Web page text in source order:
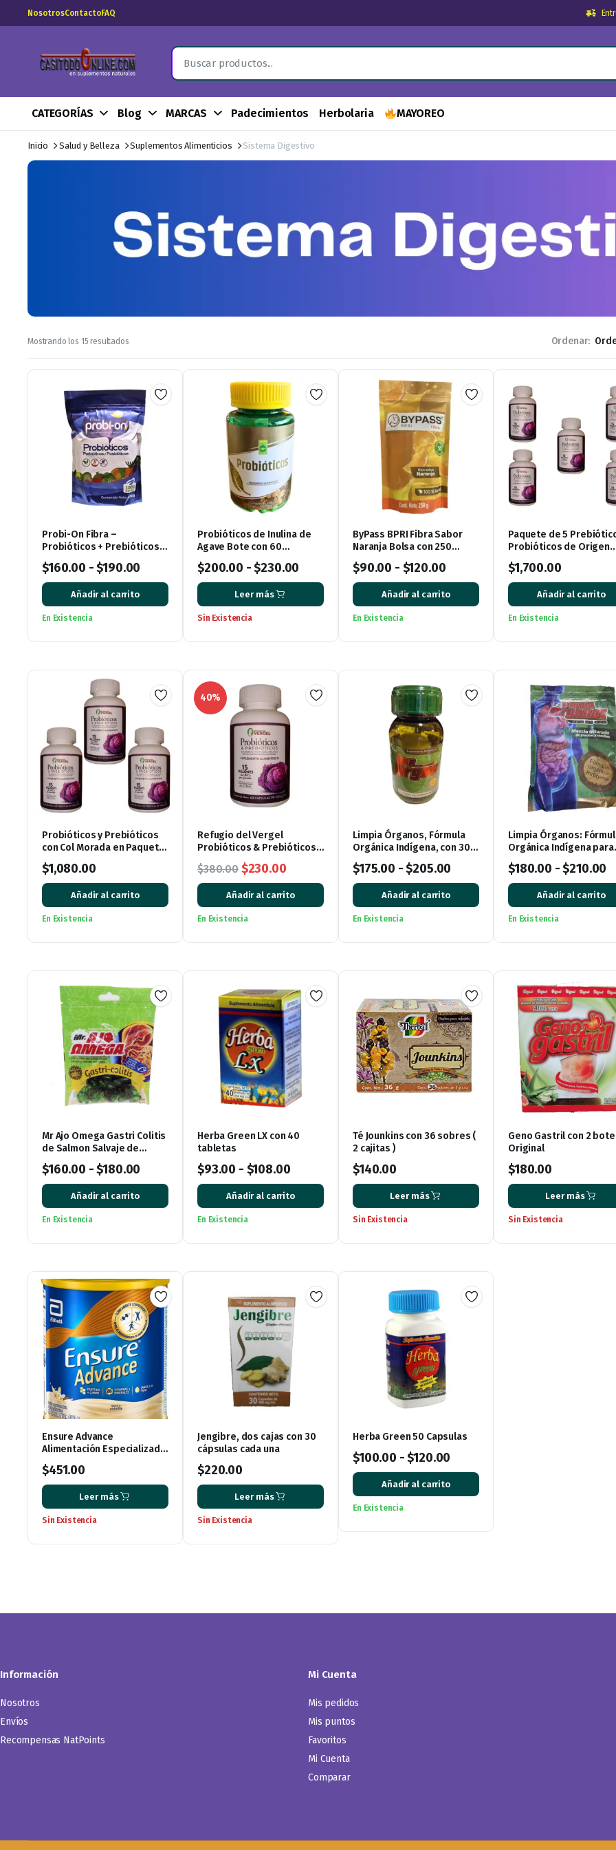
NosotrosContactoFAQ
CATEGORÍAS Blog MARCAS Padecimientos Herbolaria MAYOREO
Inicio Salud y Belleza Suplementos Alimenticios Sistema Digestivo
Mostrando los 15 resultadosOrdenado
Ordenar:
Probi-On Fibra –
Probióticos + Prebióticos +
Posbióticos (450 g)
$160.00 -$190.00
Añadir al carrito
En Existencia
Probióticos de Inulina de
Agave Bote con 60
Cápsulas
$200.00 -$230.00
Leer más
Sin Existencia
ByPass BPRI Fibra Sabor
Naranja Bolsa con 250
gramos
$90.00 - $120.00
Añadir al carrito
En Existencia
Paquete de 5
Probióticos de Origen
Vegetal Refugio del
$1,700.00
Añadir al carrito
En Existencia
Probióticos y Prebióticos
con Col Morada en Paquete
de 3
$1,080.00
Añadir al carrito
En Existencia
40%
Refugio del Vergel
Probióticos & Prebióticos
de Col Morada – 60
Cápsulas de 500 mg
$380.00 El
precio
original
era:
$380.00.
$230.00El
precio
actual
$230.00.
Añadir al carrito
En Existencia
Limpia Órganos, Fórmula
Orgánica Indígena, con 30
cápsulas
$175.00 -$205.00
Añadir al carrito
En Existencia
Limpia Órganos:
Orgánica Indígena para
Revitalizar tu Cuerpo
$180.00 -$210.00
Añadir al carrito
En Existencia
Mr Ajo Omega Gastri Colitis
de Salmon Salvaje de
Alaska, bolsa con 60
Cápsulas de Gel
$160.00 -$180.00
Añadir al carrito
En Existencia
Herba Green LX con 40
tabletas
$93.00 - $108.00
Añadir al carrito
En Existencia
Té Jounkins con 36 sobres (
2 cajitas )
$140.00
Leer más
Sin Existencia
Geno Gastril con 2
Original
$180.00
Leer más
Sin Existencia
Ensure Advance
Alimentación Especializada
en Polvo Unica con HMB
Sabor Vainilla de 400g
$451.00
Leer más
Sin Existencia
Jengibre, dos cajas con 30
cápsulas cada una
$220.00
Leer más
Sin Existencia
Herba Green 50 Capsulas
$100.00 -$120.00
Añadir al carrito
En Existencia
Información
Nosotros
Envíos
Recompensas NatPoints
Mi Cuenta
Mis pedidos
Mis puntos
Favoritos
Mi Cuenta
Comparar